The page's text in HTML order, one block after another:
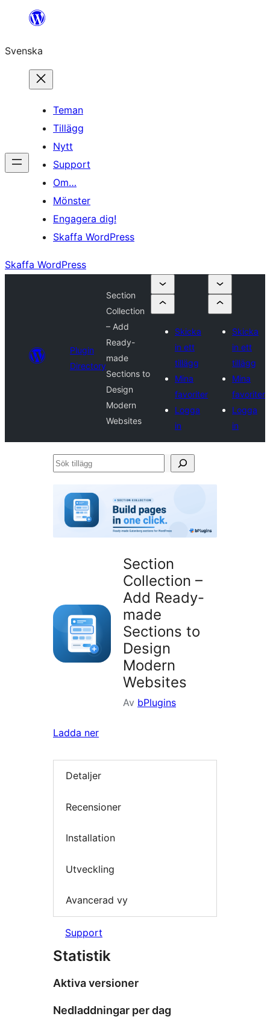
Hoppa
innehåll
Svenska
Teman
Tillägg
Nytt
Support
Om…
Mönster
Engagera dig!
Skaffa WordPress
Skaffa WordPress
Plugin
Directory
Section
Collection
– Add
Ready-
made
Sections to
Design
Modern
Websites
Skicka
in ett
tillägg
Mina
favoriter
Logga
in
Skicka
in ett
tillägg
Mina
favoriter
Logga
in
Sök
Section
Collection –
Add Ready-
made
Sections to
Design
Modern
Websites
Av bPlugins
Ladda ner
Detaljer
Recensioner
Installation
Utveckling
Avancerad vy
Support
Statistik
Aktiva versioner
Nedladdningar per dag